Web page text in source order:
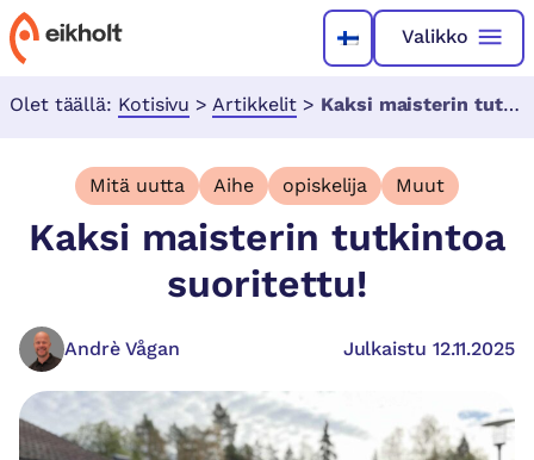
Valikko
Olet täällä: Kotisivu > Artikkelit > Kaksi maisterin tutkintoa suoritettu!
Mitä uutta Aihe opiskelija Muut
Kaksi maisterin tutkintoa
suoritettu!
Andrè Vågan Julkaistu 12.11.2025